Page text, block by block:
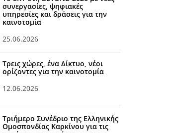
συνεργασίες, ψηφιακές
υπηρεσίες και δράσεις για την
καινοτομία
25.06.2026
Τρεις χώρες, ένα Δίκτυο, νέοι
ορίζοντες για την καινοτομία
12.06.2026
Τριήμερο Συνέδριο της Ελληνικής
Ομοσπονδίας Καρκίνου για τις